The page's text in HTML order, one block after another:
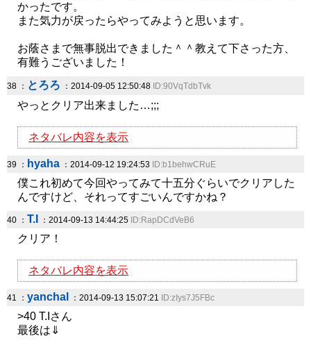
かったです。
また気力が戻ったらやってみようと思います。
お蔭さまで無事脱出できました＾＾教えて下さった方、
有難うございました！
38 ： とろろ ：2014-09-05 12:50:48 ID:90VqTdbTvk
やっとクリア出来ました…;;;
ネタバレ内容を表示
39 ： hyaha ：2014-09-12 19:24:53 ID:b1behwCRuE
僕これ初めて今回やってみて十五分ぐらいでクリアした
んですけど、それってすごいんですかね？
40 ： T.I ：2014-09-13 14:44:25 ID:RapDCdVeB6
クリア！
ネタバレ内容を表示
41 ： yanchal ：2014-09-13 15:07:21 ID:zIys7J5FBc
>40 T.Iさん
最後は⇓